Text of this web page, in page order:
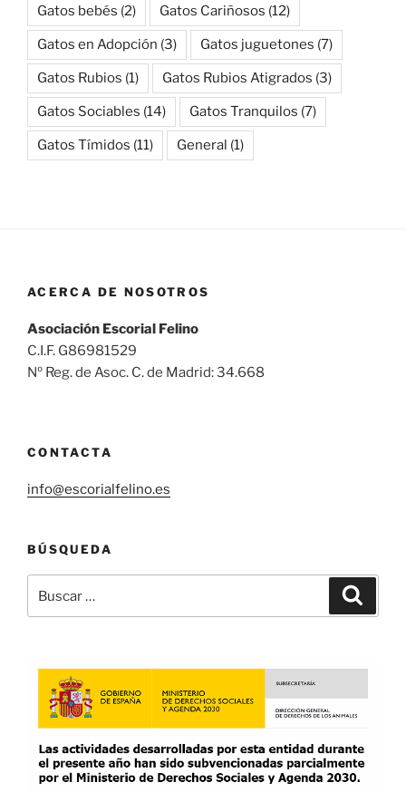
Gatos bebés (2) Gatos Cariñosos (12)
Gatos en Adopción (3) Gatos juguetones (7)
Gatos Rubios (1) Gatos Rubios Atigrados (3)
Gatos Sociables (14) Gatos Tranquilos (7)
Gatos Tímidos (11) General (1)
ACERCA DE NOSOTROS
Asociación Escorial Felino
C.I.F. G86981529
Nº Reg. de Asoc. C. de Madrid: 34.668
CONTACTA
info@escorialfelino.es
BÚSQUEDA
por: